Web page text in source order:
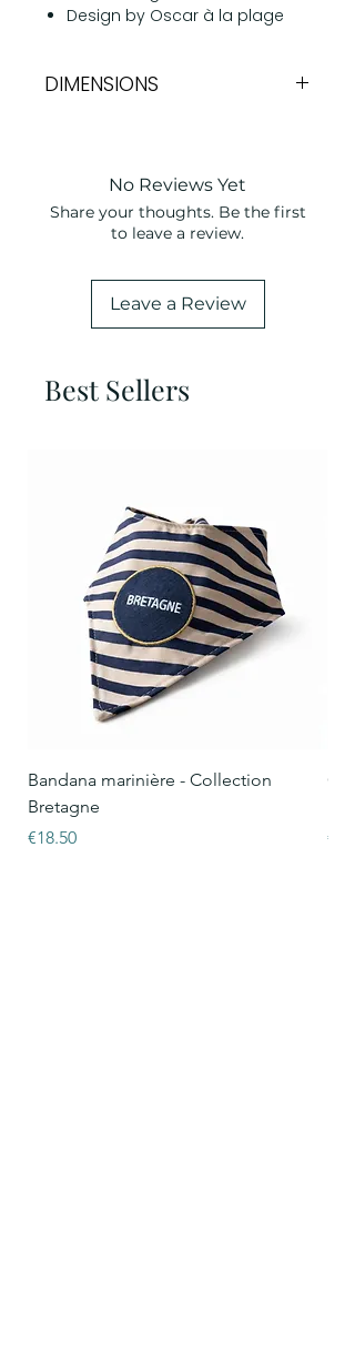
Design by Oscar à la plage
DIMENSIONS
No Reviews Yet
Share your thoughts. Be the first
to leave a review.
Leave a Review
Best Sellers
Bandana marinière - Collection
Bretagne
Price
€18.50
Price